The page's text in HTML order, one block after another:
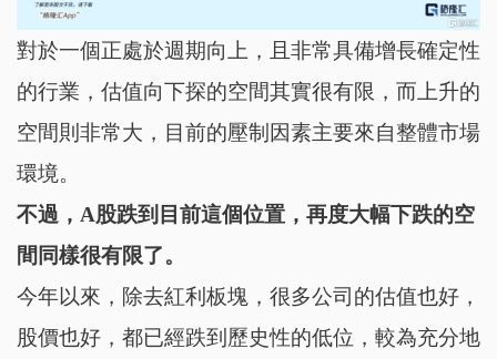
對於一個正處於週期向上，且非常具備增長確定性
的行業，估值向下探的空間其實很有限，而上升的
空間則非常大，目前的壓制因素主要來自整體市場
環境。
不過，A股跌到目前這個位置，再度大幅下跌的空
間同樣很有限了。
今年以來，除去紅利板塊，很多公司的估值也好，
股價也好，都已經跌到歷史性的低位，較為充分地